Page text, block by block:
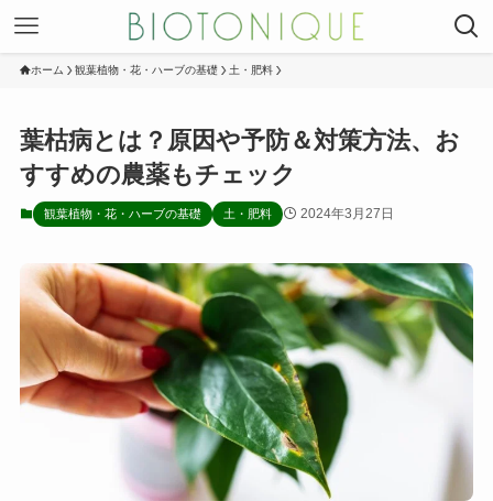
ホーム 観葉植物・花・ハーブの基礎 土・肥料
葉枯病とは？原因や予防＆対策方法、お
すすめの農薬もチェック
観葉植物・花・ハーブの基礎 土・肥料 2024年3月27日